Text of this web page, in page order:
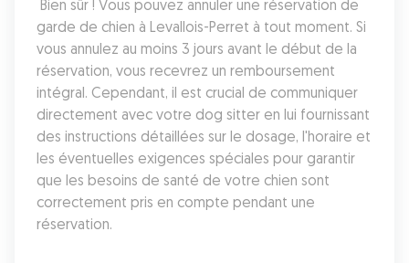
garde de chien à Levallois-Perret à tout moment. Si
vous annulez au moins 3 jours avant le début de la
réservation, vous recevrez un remboursement
intégral. Cependant, il est crucial de communiquer
directement avec votre dog sitter en lui fournissant
des instructions détaillées sur le dosage, l'horaire et
les éventuelles exigences spéciales pour garantir
que les besoins de santé de votre chien sont
correctement pris en compte pendant une
réservation.